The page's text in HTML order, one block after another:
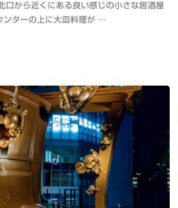
口から近くにある良い感じの小さな居酒屋
ンターの上に大皿料理が …